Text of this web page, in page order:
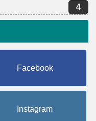
Facebook
Instagram